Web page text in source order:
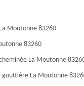
Moutonne 83260
83260
La Moutonne
La Moutonne